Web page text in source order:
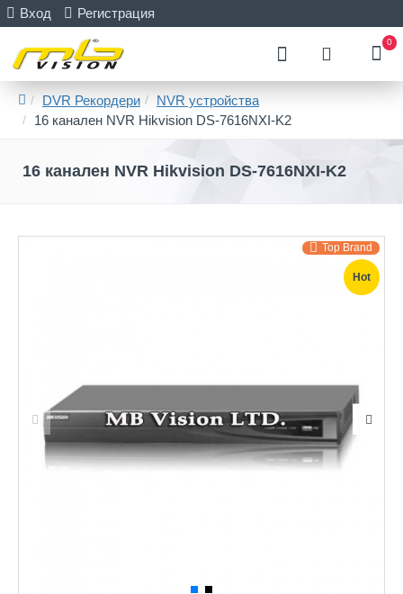
Вход Регистрация
0
DVR Рекордери
NVR устройства
16 канален NVR Hikvision DS-7616NXI-K2
16 канален NVR Hikvision DS-7616NXI-K2
Hot
Top Brand